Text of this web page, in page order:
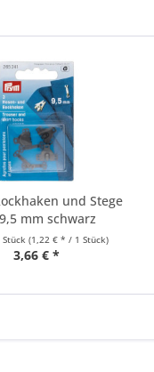
und Stege
mm schwarz
Stück (1,22 € * / 1 Stück)
3,66 € *